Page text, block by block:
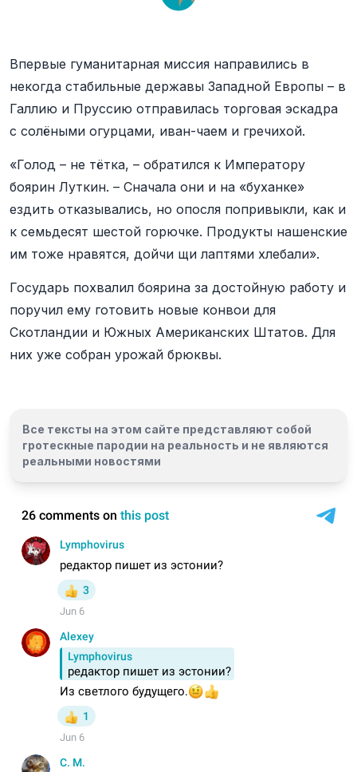
Впервые гуманитарная миссия направились в
некогда стабильные державы Западной Европы – в
Галлию и Пруссию отправилась торговая эскадра
с солёными огурцами, иван-чаем и гречихой.
«Голод – не тётка, – обратился к Императору
боярин Луткин. – Сначала они и на «буханке»
ездить отказывались, но опосля попривыкли, как и
к семьдесят шестой горючке. Продукты нашенские
им тоже нравятся, дойчи щи лаптями хлебали».
Государь похвалил боярина за достойную работу и
поручил ему готовить новые конвои для
Скотландии и Южных Американских Штатов. Для
них уже собран урожай брюквы.
Все тексты на этом сайте представляют собой
гротескные пародии на реальность и не являются
реальными новостями